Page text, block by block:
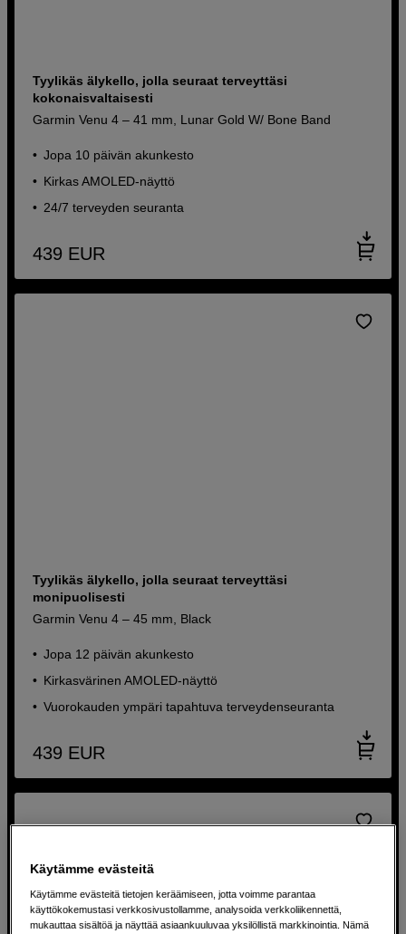
Tyylikäs älykello, jolla seuraat terveyttäsi
kokonaisvaltaisesti
Garmin Venu 4 – 41 mm, Lunar Gold W/ Bone Band
Jopa 10 päivän akunkesto
Kirkas AMOLED-näyttö
24/7 terveyden seuranta
439 EUR
Tyylikäs älykello, jolla seuraat terveyttäsi
monipuolisesti
Garmin Venu 4 – 45 mm, Black
Jopa 12 päivän akunkesto
Kirkasvärinen AMOLED-näyttö
Vuorokauden ympäri tapahtuva terveydenseuranta
439 EUR
Käytämme evästeitä
Käytämme evästeitä tietojen keräämiseen, jotta voimme parantaa
käyttökokemustasi verkkosivustollamme, analysoida verkkoliikennettä,
mukauttaa sisältöä ja näyttää asiaankuuluvaa yksilöllistä markkinointia. Nämä